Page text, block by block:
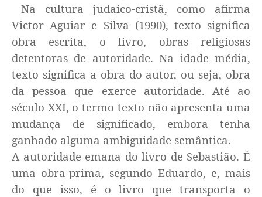
Na cultura judaico-cristã, como afirma
Victor Aguiar e Silva (1990), texto significa
obra escrita, o livro, obras religiosas
detentoras de autoridade. Na idade média,
texto significa a obra do autor, ou seja, obra
da pessoa que exerce autoridade. Até ao
século XXI, o termo texto não apresenta uma
mudança de significado, embora tenha
ganhado alguma ambiguidade semântica.
A autoridade emana do livro de Sebastião. É
uma obra-prima, segundo Eduardo, e, mais
do que isso, é o livro que transporta o